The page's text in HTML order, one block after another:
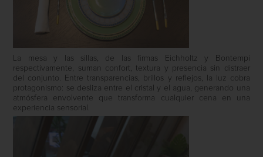
La mesa y las sillas, de las firmas Eichholtz y Bontempi
respectivamente, suman confort, textura y presencia sin distraer
del conjunto. Entre transparencias, brillos y reflejos, la luz cobra
protagonismo: se desliza entre el cristal y el agua, generando una
atmósfera envolvente que transforma cualquier cena en una
experiencia sensorial.